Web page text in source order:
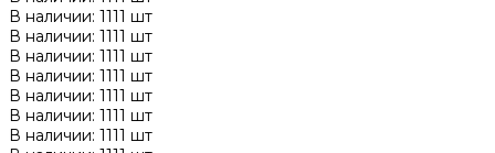
В наличии: 1111 шт
В наличии: 1111 шт
В наличии: 1111 шт
В наличии: 1111 шт
В наличии: 1111 шт
В наличии: 1111 шт
В наличии: 1111 шт